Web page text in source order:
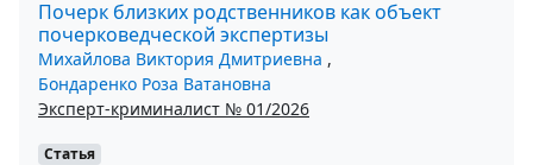
Почерк близких родственников как объект
почерковедческой экспертизы
Михайлова Виктория Дмитриевна ,
Бондаренко Роза Ватановна
Эксперт-криминалист № 01/2026
Статья